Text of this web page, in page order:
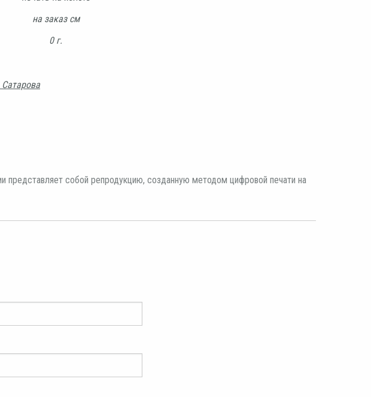
на заказ см
0 г.
представляет собой репродукцию, созданную методом цифровой печати на